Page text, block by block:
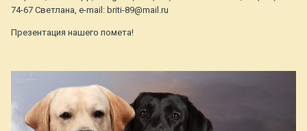
74-67 Светлана, e-mail: briti-89@mail.ru
Презентация нашего помета!